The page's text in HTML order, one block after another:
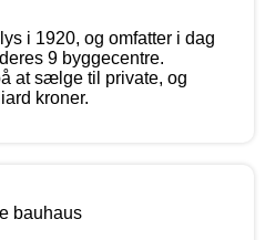
i 1920, og omfatter i dag
9 byggecentre.
at sælge til private, og
kroner.